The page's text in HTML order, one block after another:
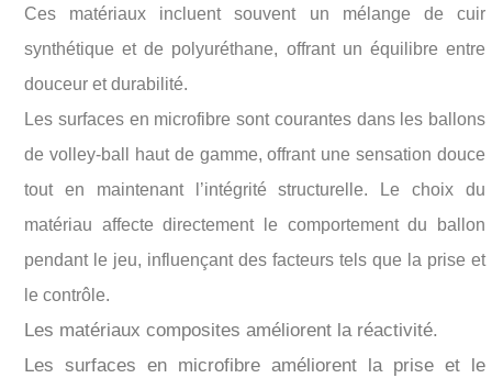
Ces matériaux incluent souvent un mélange de cuir
synthétique et de polyuréthane, offrant un équilibre entre
douceur et durabilité.
Les surfaces en microfibre sont courantes dans les ballons
de volley-ball haut de gamme, offrant une sensation douce
tout en maintenant l’intégrité structurelle. Le choix du
matériau affecte directement le comportement du ballon
pendant le jeu, influençant des facteurs tels que la prise et
le contrôle.
Les matériaux composites améliorent la réactivité.
Les surfaces en microfibre améliorent la prise et le